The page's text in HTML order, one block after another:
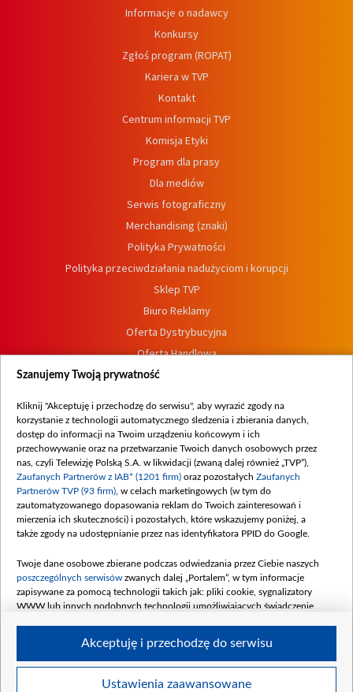
Informacje o nadawcy
Konkursy
Zgłoś program (ROPAT)
Kariera w TVP
Kontakt
Centrum informacji TVP
Komisja Etyki
Program dla prasy
Dla mediów
Serwis fotograficzny
Merchandising (znaki)
Polityka Prywatności
Polityka przeciwdziałania nadużyciom i korupcji
Sklep TVP
Biuro Reklamy
Oferta Dystrybucyjna
Oferta Handlowa
Dostępność
Procedura zgłoszeń wewnętrznych
Szanujemy Twoją prywatność
Kliknij "Akceptuję i przechodzę do serwisu", aby wyrazić zgody na
korzystanie z technologii automatycznego śledzenia i zbierania danych,
dostęp do informacji na Twoim urządzeniu końcowym i ich
przechowywanie oraz na przetwarzanie Twoich danych osobowych przez
nas, czyli Telewizję Polską S.A. w likwidacji (zwaną dalej również „TVP”),
Zaufanych Partnerów z IAB* (1201 firm) oraz pozostałych Zaufanych
Partnerów TVP (93 firm) , w celach marketingowych (w tym do
zautomatyzowanego dopasowania reklam do Twoich zainteresowań i
mierzenia ich skuteczności) i pozostałych, które wskazujemy poniżej, a
także zgody na udostępnianie przez nas identyfikatora PPID do Google.
Twoje dane osobowe zbierane podczas odwiedzania przez Ciebie naszych
poszczególnych serwisów zwanych dalej „Portalem”, w tym informacje
zapisywane za pomocą technologii takich jak: pliki cookie, sygnalizatory
WWW lub innych podobnych technologii umożliwiających świadczenie
Twoje dane osobowe zbierane podczas odwiedzania przez Ciebie
Ustawienia zaawansowane
Akceptuję i przechodzę do serwisu